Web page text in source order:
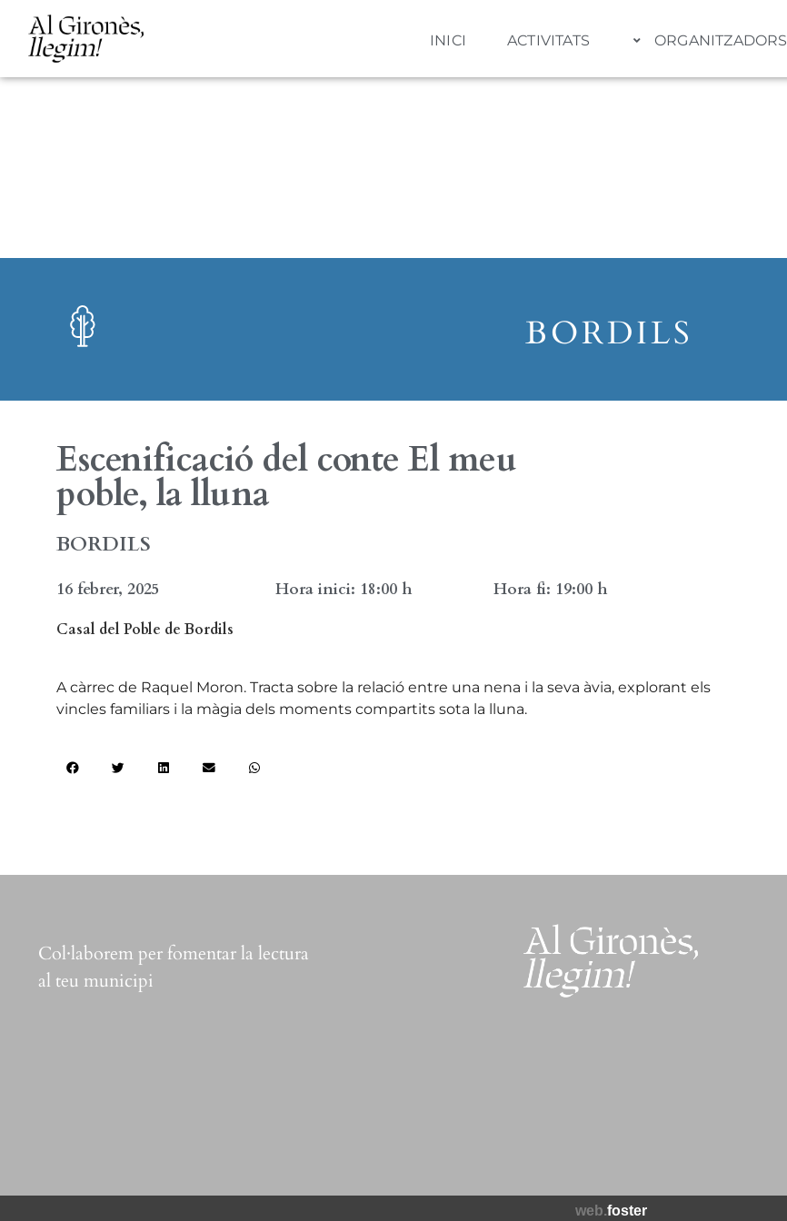
INICI ACTIVITATS ORGANITZADORS
BORDILS
Escenificació del conte El meu
poble, la lluna
BORDILS
16 febrer, 2025 Hora inici: 18:00 h Hora fi: 19:00 h
Casal del Poble de Bordils
A càrrec de Raquel Moron. Tracta sobre la relació entre una nena i la seva àvia, explorant els
vincles familiars i la màgia dels moments compartits sota la lluna.
Col·laborem per fomentar la lectura
al teu municipi
web.foster